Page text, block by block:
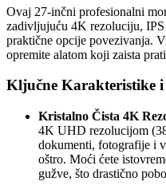
Ovaj 27-inčni profesionalni
zadivljujuću 4K rezoluciju,
praktične opcije povezivanja.
opremite alatom koji zaista
Ključne Karakteristike i
Kristalno Čista 4K
4K UHD rezolucijom
dokumenti, fotografije i
oštro. Moći ćete
gužve, što drastično